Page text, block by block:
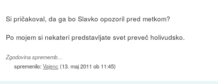
Si pričakoval, da ga bo Slavko opozoril pred metkom?
Po mojem si nekateri predstavljate svet preveč holivudsko.
Zgodovina sprememb…
spremenilo:Vajenc (13. maj 2011 ob 11:45)